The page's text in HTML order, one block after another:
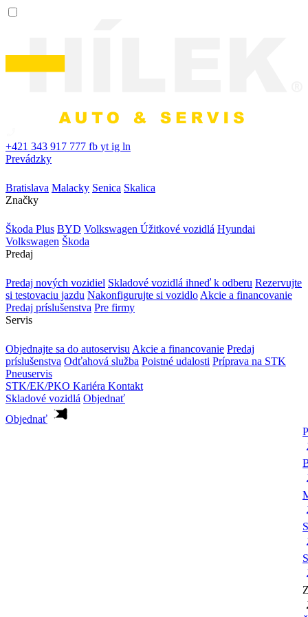
+421 343 917 777 fb yt ig ln
Prevádzky
Bratislava Malacky Senica Skalica
Značky
Škoda Plus BYD Volkswagen Úžitkové vozidlá Hyundai
Volkswagen Škoda
Predaj
Predaj nových vozidiel Skladové vozidlá ihneď k odberu Rezervujte
si testovaciu jazdu Nakonfigurujte si vozidlo Akcie a financovanie
Predaj príslušenstva Pre firmy
Servis
Objednajte sa do autoservisu Akcie a financovanie Predaj
príslušenstva Odťahová služba Poistné udalosti Príprava na STK
Pneuservis
STK/EK/PKO Kariéra Kontakt
Skladové vozidlá Objednať
Objednať